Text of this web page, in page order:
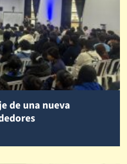
de una nueva